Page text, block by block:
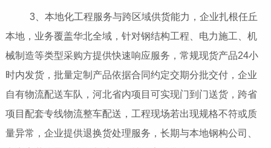
3、本地化工程服务与跨区域供货能力，企业扎根任丘
本地，业务覆盖华北全域，针对钢结构工程、电力施工、机
械制造等类型采购方提供快速响应服务，常规现货产品24小
时内发货，批量定制产品依据合同约定交期分批交付，企业
自有物流配送车队，河北省内项目可实现门到门送货，跨省
项目配套专线物流整车配送，工程现场若出现规格不符或质
量异常，企业提供退换货处理服务，长期与本地钢构公司、